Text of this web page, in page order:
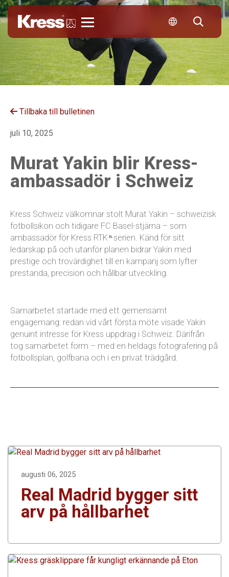
Tillbaka till bulletinen
juli 10, 2025
Murat Yakin blir Kress-
ambassadör i Schweiz
Kress Schweiz välkomnar stolt Murat Yakin – schweizisk
fotbollsikon och tidigare FC Basel-stjärna – som
ambassadör för Kress RTK n-serien. Känd för sitt
ledarskap på och utanför planen bidrar Yakin med
prestige och trovärdighet till en kampanj som lyfter
prestanda, precision och hållbar utveckling.
Samarbetet startade med ett gemensamt
engagemang: redan vid vårt första möte visade Yakin
genuint intresse för Kress uppdrag i Schweiz. Därifrån
tog samarbetet form – med en heldags fotografering på
fotbollsplan, golfbana och i en privat trädgård.
augusti 06, 2025
Real Madrid bygger sitt
arv på hållbarhet